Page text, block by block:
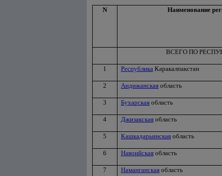
N Наименование
ВСЕГО ПО
1 Республика Каракалпакстан
2 Андижанская область
3 Бухарская область
4 Джизакская область
5 Кашкадарьинская область
6 Навоийская область
7 Наманганская область